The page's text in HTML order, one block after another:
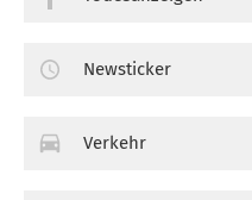
Newsticker
Verkehr